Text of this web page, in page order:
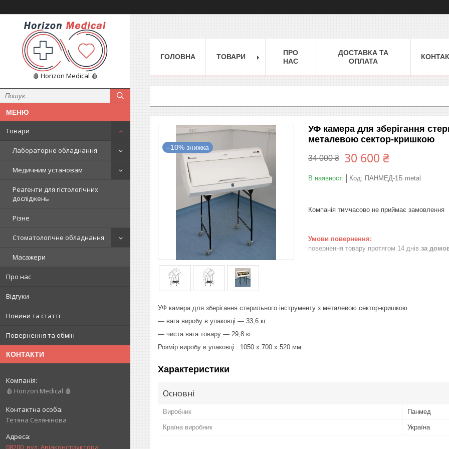
🩸 Horizon Medical 🩸
Товари
Лабораторне обладнання
Медичним установам
Реагенти для гістологічних
досліджень
Різне
Стоматологічне обладнання
Масажери
Про нас
Відгуки
Новини та статті
Повернення та обмін
КОНТАКТИ
🩸 Horizon Medical 🩸
Тетяна Селянінова
08200, вул. Авіаконструктора
ГОЛОВНА ТОВАРИ
ПРО
НАС
ДОСТАВКА ТА
ОПЛАТА
–10%
УФ камера для зберігання
металевою сектор-кришкою
34 000 ₴ 30 600 ₴
В наявності Код: ПАНМЕД-1Б metal
Компанія тимчасово не приймає замовлення
повернення товару протягом 14 днів за
УФ камера для зберігання стерильного інструменту з металевою сектор-кришкою
— вага виробу в упаковці — 33,6 кг.
— чиста вага товару — 29,8 кг.
Розмір виробу в упаковці : 1050 х 700 х 520 мм
Характеристики
Основні
Виробник Панмед
Країна виробник Україна